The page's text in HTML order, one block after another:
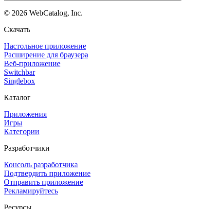
© 2026 WebCatalog, Inc.
Скачать
Настольное приложение
Расширение для браузера
Веб-приложение
Switchbar
Singlebox
Каталог
Приложения
Игры
Категории
Разработчики
Консоль разработчика
Подтвердить приложение
Отправить приложение
Рекламируйтесь
Ресурсы